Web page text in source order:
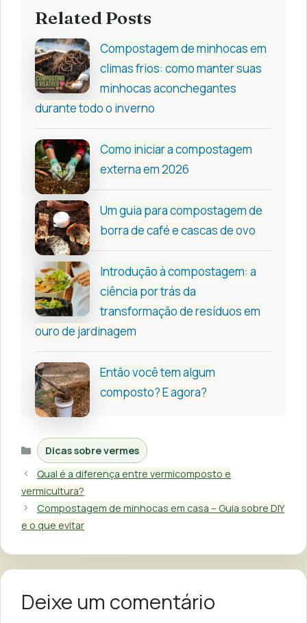
Related Posts
Compostagem de minhocas em
climas frios: como manter suas
minhocas aconchegantes
durante todo o inverno
Como iniciar a compostagem
externa em 2026
Um guia para compostagem de
borra de café e cascas de ovo
Introdução à compostagem: a
ciência por trás da
transformação de resíduos em
ouro de jardinagem
Então você tem algum
composto? E agora?
Categorias
Dicas sobre vermes
Qual é a diferença entre vermicomposto e
vermicultura?
Compostagem de minhocas em casa – Guia sobre DIY
e o que evitar
Deixe um comentário